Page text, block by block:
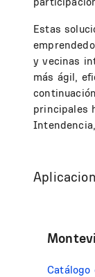
Estas
y vecinas
más ágil,
principales
Catálogo